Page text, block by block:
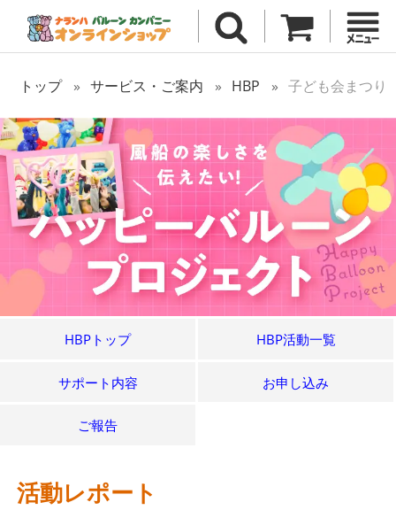
トップ サービス・ご案内 HBP 子ども会まつり
HBPトップ HBP活動一覧
サポート内容 お申し込み
ご報告
活動レポート